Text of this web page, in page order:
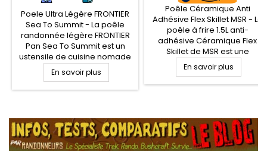
Poele Ultra Légère FRONTIER
Sea To Summit - La poêle
randonnée légère FRONTIER
Pan Sea To Summit est un
ustensile de cuisine nomade
et perfectionné. La poêle
FRONTIER est en aluminium
anodisé apportant légèreté,
la cuisson des aliments.
Poignée repliable
verrouillable Click-Safe
En savoir plus
Poêle Céramique Anti
Adhésive Flex Skillet MSR - La
poêle à frire 1.5L anti-
adhésive Céramique Flex
Skillet de MSR est une
combinaison entre de
l'aluminium hard anodisé
robuste et léger pour le
céramique permettant d'être
anti-adhésive et non toxique.
Poignée repliable amovible
En savoir plus